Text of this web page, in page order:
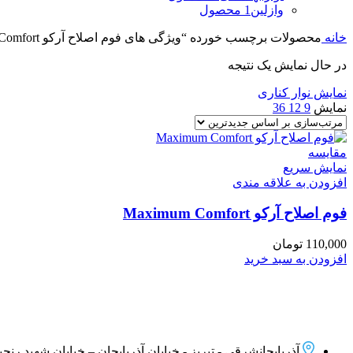
وازلین 1 محصول
خانه محصولات برچسب خورده “ویژگی های فوم اصلاح آرکو Maximum Comfort”
در حال نمایش یک نتیجه
نمایش نوار کناری
نمایش 9
12
36
مقايسه
نمایش سریع
افزودن به علاقه مندی
فوم اصلاح آرکو Maximum Comfort
110,000 تومان
افزودن به سبد خرید